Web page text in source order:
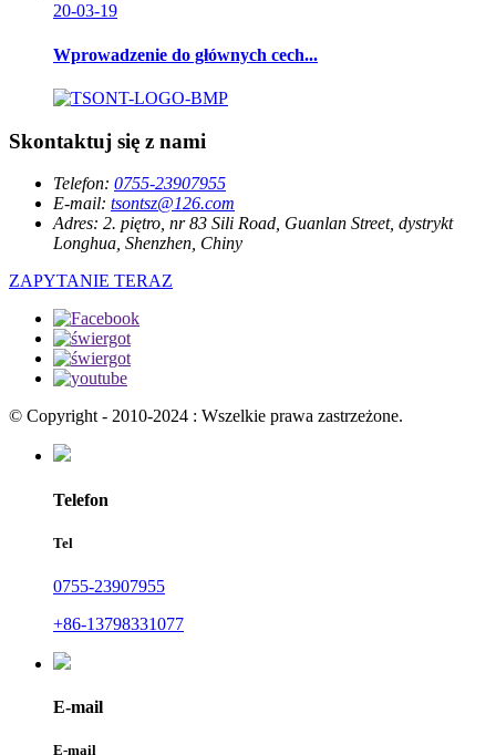
20-03-19
Wprowadzenie do głównych cech...
Skontaktuj się z nami
Telefon: 0755-23907955
E-mail: tsontsz@126.com
Adres: 2. piętro, nr 83 Sili Road, Guanlan Street, dystrykt
Longhua, Shenzhen, Chiny
ZAPYTANIE TERAZ
© Copyright - 2010-2024 : Wszelkie prawa zastrzeżone.
Telefon
Tel
0755-23907955
+86-13798331077
E-mail
E-mail